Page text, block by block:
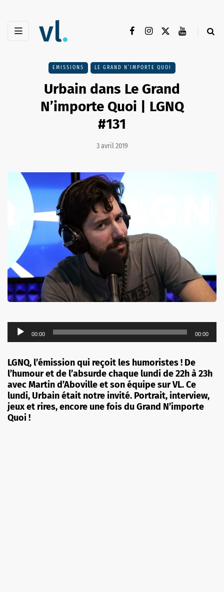
EMISSIONS LE GRAND N’IMPORTE QUOI
Urbain dans Le Grand
N’importe Quoi | LGNQ
#131
3 avril 2019
Lecteur
audio
00:00 00:00
LGNQ, l’émission qui reçoit les humoristes ! De
l’humour et de l’absurde chaque lundi de 22h à 23h
avec Martin d’Aboville et son équipe sur VL. Ce
lundi, Urbain était notre invité. Portrait, interview,
jeux et rires, encore une fois du Grand N’importe
Quoi !